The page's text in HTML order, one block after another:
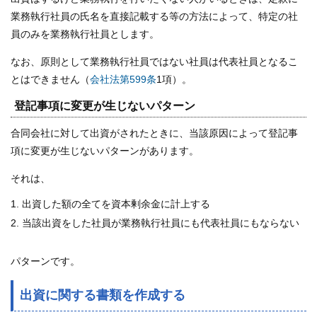
業務執行社員の氏名を直接記載する等の方法によって、特定の社
員のみを業務執行社員とします。
なお、原則として業務執行社員ではない社員は代表社員となるこ
とはできません（会社法第599条1項）。
登記事項に変更が生じないパターン
合同会社に対して出資がされたときに、当該原因によって登記事
項に変更が生じないパターンがあります。
それは、
出資した額の全てを資本剰余金に計上する
当該出資をした社員が業務執行社員にも代表社員にもならない
パターンです。
出資に関する書類を作成する